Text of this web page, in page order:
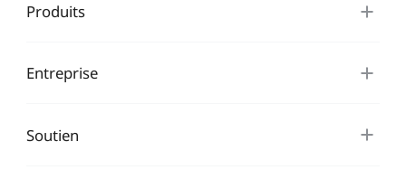
Produits
Entreprise
Soutien